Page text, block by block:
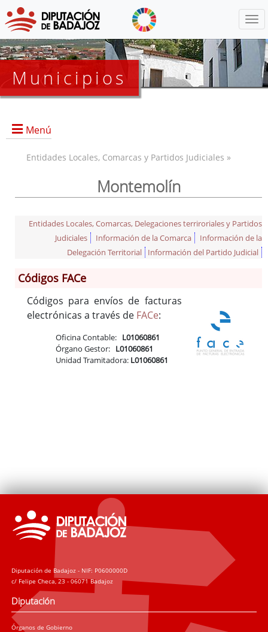
Municipios
Menú
Información General
Historia
Monumentos
Gastronomía
Entidades Locales, Comarcas y Partidos Judiciales »
Montemolín
Entidades Locales, Comarcas, Delegaciones terriroriales y Partidos
Judiciales
Información de la Comarca
Información de la
Delegación Territorial
Información del Partido Judicial
Códigos FACe
Códigos para envíos de facturas
electrónicas a través de FACe:
Oficina Contable: L01060861
Órgano Gestor: L01060861
Unidad Tramitadora: L01060861
Diputación de Badajoz - NIF: P0600000D
c/ Felipe Checa, 23 - 06071 Badajoz
Diputación
Órganos de Gobierno